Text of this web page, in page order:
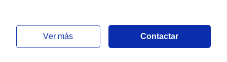
ver más Contactar